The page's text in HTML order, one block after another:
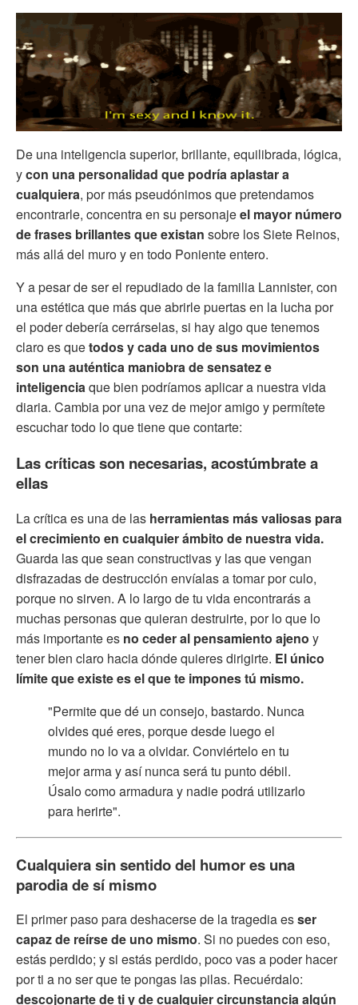
De una inteligencia superior, brillante, equilibrada, lógica,
ycon una personalidad que podría aplastar a
cualquiera, por más pseudónimos que pretendamos
encontrarle, concentra en su personajeel mayor número
de frases brillantes que existan sobre los Siete Reinos,
más allá del muro y en todo Poniente entero.
Y a pesar de ser el repudiado de la familia Lannister, con
una estética que más que abrirle puertas en la lucha por
el poder debería cerrárselas, si hay algo que tenemos
claro es quetodos y cada uno de sus movimientos
son una auténtica maniobra de sensatez e
inteligenciaque bien podríamos aplicar a nuestra vida
diaria. Cambia por una vez de mejor amigo y permítete
escuchar todo lo que tiene que contarte:
Las críticas son necesarias, acostúmbrate a
ellas
La crítica es una de las herramientas más valiosas para
el crecimiento en cualquier ámbito de nuestra vida.
Guarda las que sean constructivas y las que vengan
disfrazadas de destrucción envíalas a tomar por culo,
porque no sirven. A lo largo de tu vida encontrarás a
muchas personas que quieran destruirte, por lo que lo
más importante es no ceder al pensamiento ajeno y
tener bien claro hacia dónde quieres dirigirte. El único
límite que existe es el que te impones tú mismo.
"Permite que dé un consejo, bastardo. Nunca
olvides qué eres, porque desde luego el
mundo no lo va a olvidar. Conviértelo en tu
mejor arma y así nunca será tu punto débil.
Úsalo como armadura y nadie podrá utilizarlo
para herirte".
Cualquiera sin sentido del humor es una
parodia de sí mismo
El primer paso para deshacerse de la tragedia esser
capaz de reírse de uno mismo. Si no puedes con eso,
estás perdido; y si estás perdido, poco vas a poder hacer
por ti a no ser que te pongas las pilas. Recuérdalo:
descojonarte de ti y de cualquier circunstancia algún